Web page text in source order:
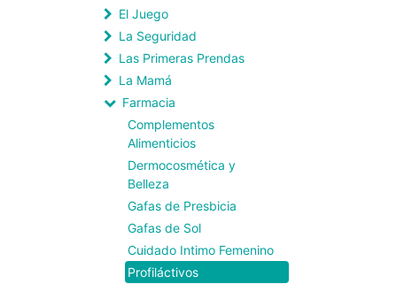
El Juego
La Seguridad
Las Primeras Prendas
La Mamá
Farmacia
Complementos
Alimenticios
Dermocosmética y
Belleza
Gafas de Presbicia
Gafas de Sol
Cuidado Intimo Femenino
Profiláctivos